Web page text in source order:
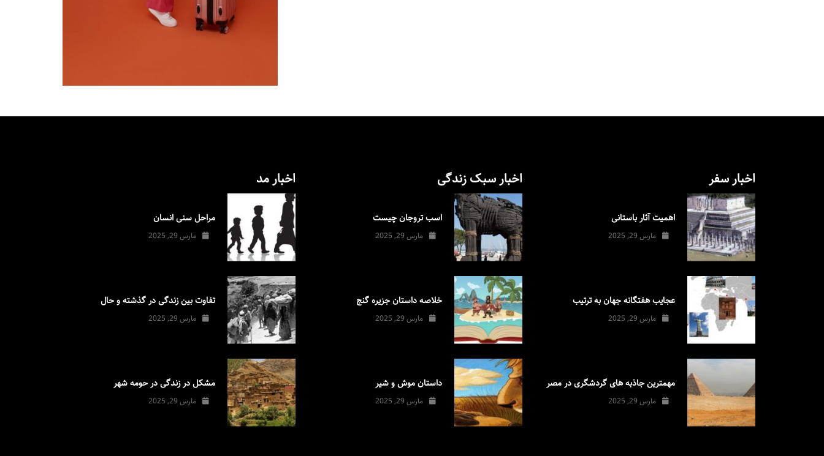
اخبار سفر
اهمیت آثار باستانی
مارس 29, 2025
عجایب هفتگانه جهان به ترتیب
مارس 29, 2025
مهمترین جاذبه های گردشگری در مصر
مارس 29, 2025
اخبار سبک زندگی
اسب تروجان چیست
مارس 29, 2025
خلاصه داستان جزیره گنج
مارس 29, 2025
داستان موش و شیر
مارس 29, 2025
اخبار مد
مراحل سنی انسان
مارس 29, 2025
تفاوت بین زندگی در گذشته و حال
مارس 29, 2025
مشکل در زندگی در حومه شهر
مارس 29, 2025